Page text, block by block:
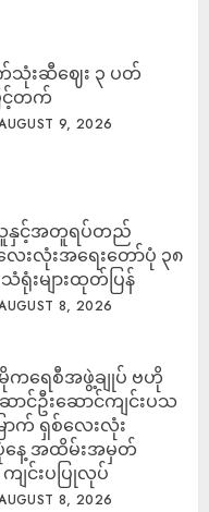
သုံးဆီဈေး ၃ ပတ်
တက်
9, 2026
သူနှင့်အတူရပ်တည်
ေးလုံးအရေးတော်ပုံ ၃၈
ရုံးများထုတ်ပြန်
8, 2026
မိုကရေစီအဖွဲ့ချုပ် ဗဟို
င်ဦးဆောင်ကျင်းပသ
ာက် ရှစ်လေးလုံး
နေ့ အထိမ်းအမှတ်
ျင်းပပြုလုပ်
8, 2026